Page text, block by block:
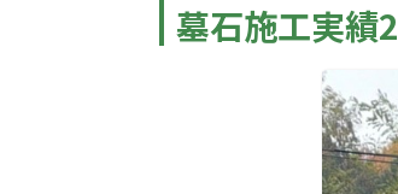
墓石施工実績2